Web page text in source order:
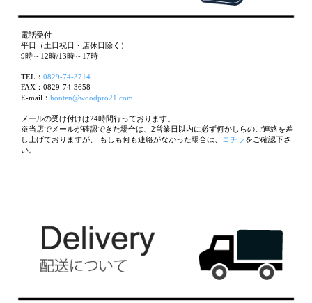
電話受付
平日（土日祝日・店休日除く）
9時～12時/13時～17時
TEL： 0829-74-3714
FAX：0829-74-3658
E-mail： honten@woodpro21.com
メールの受け付けは24時間行っております。
※当店でメールが確認できた場合は、2営業日以内に必ず何かしらのご連絡を差
し上げておりますが、 もしも何も連絡がなかった場合は、
コチラ をご確認下さ
い。